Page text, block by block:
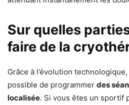
Sur quelles
faire de la
Grâce à l’évolution
possible de programmer des
localisée. Si vous êtes un sportif